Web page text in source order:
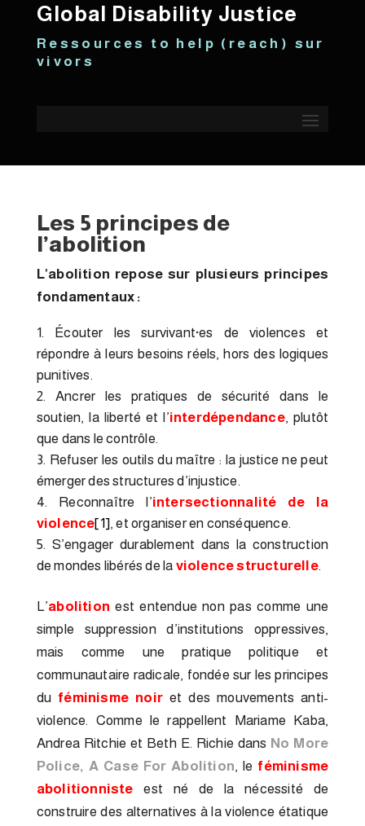
Global Disability Justice
R e s s o u r c e s t o h e l p ( r e a c h ) s u r
v i v o r s
Les 5 principes de
l’abolition
L’abolition repose sur plusieurs principes
fondamentaux :
Écouter les survivant·es de violences et
répondre à leurs besoins réels, hors des logiques
punitives.
Ancrer les pratiques de sécurité dans le
soutien, la liberté et l’interdépendance, plutôt
que dans le contrôle.
Refuser les outils du maître : la justice ne peut
émerger des structures d’injustice.
Reconnaître l’intersectionnalité de la
violence[1], et organiser en conséquence.
S’engager durablement dans la construction
de mondes libérés de la violence structurelle.
L’abolition est entendue non pas comme une
simple suppression d’institutions oppressives,
mais comme une pratique politique et
communautaire radicale, fondée sur les principes
du féminisme noiret des mouvements anti-
violence. Comme le rappellent Mariame Kaba,
Andrea Ritchie et Beth E. Richie dans No More
Police, A Case For Abolition, le féminisme
abolitionniste est né de la nécessité de
construire des alternatives à la violence étatique